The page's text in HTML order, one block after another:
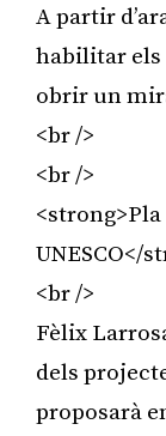
A partir
habilitar els
obrir un
<br />
<br />
UNESCO</
<br />
Fèlix
dels
proposarà